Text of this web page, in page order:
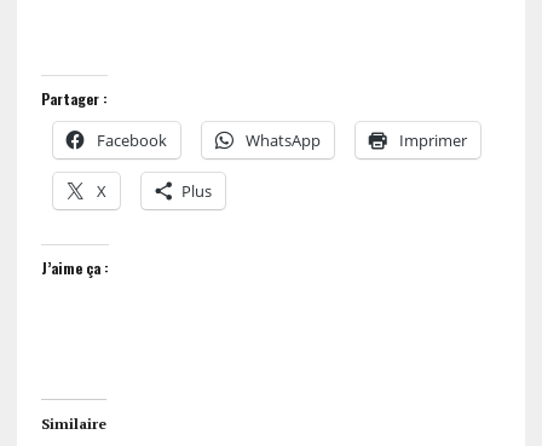
Partager :
Facebook WhatsApp Imprimer
X Plus
J’aime ça :
Similaire